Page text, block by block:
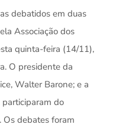
debatidos em duas
Associação dos
quinta-feira (14/11),
O presidente da
Walter Barone; e a
participaram do
Os debates foram